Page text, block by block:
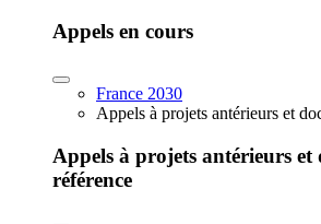
Appels en cours
France 2030
Appels à projets antérieurs et
Appels à projets antérieurs et
référence